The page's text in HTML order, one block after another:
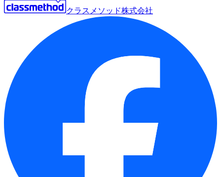
クラスメソッド株式会社